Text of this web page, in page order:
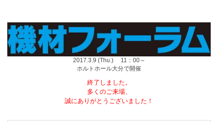
2017.3.9 (Thu.) 11：00～
ホルトホール大分で開催
終了しました。
多くのご来場、
誠にありがとうございました！